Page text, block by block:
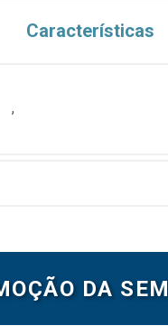
Características
,
DA